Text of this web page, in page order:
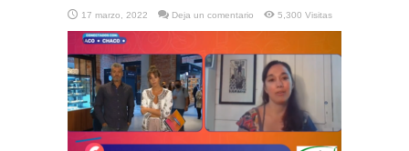
17 marzo, 2022 Deja un comentario 5,300 Visitas